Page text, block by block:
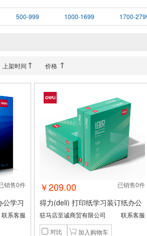
500-999 1000-1699 1700-
上架时间 价格
销售0件
公学习
纸A4-
联系客服
已销售0件
￥209.00
得力(deli) 打印纸学习装订纸办公
A4纸铂锐复印纸 ZF571 A4-70g-5
包一箱(包装绿)
驻马店至诚商贸有限公司
联系客服
对比